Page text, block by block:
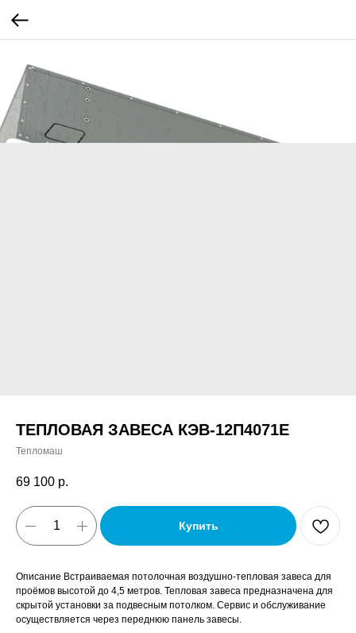
ТЕПЛОВАЯ ЗАВЕСА КЭВ-12П4071Е
Тепломаш
69 100 р.
Купить
Описание Встраиваемая потолочная воздушно-тепловая завеса для
проёмов высотой до 4,5 метров. Тепловая завеса предназначена для
скрытой установки за подвесным потолком. Сервис и обслуживание
осуществляется через переднюю панель завесы.